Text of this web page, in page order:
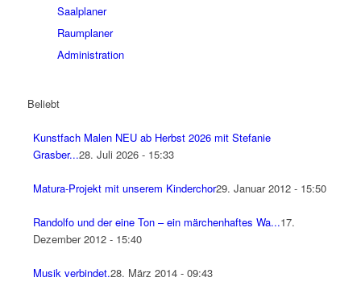
Saalplaner
Raumplaner
Administration
Beliebt
Kunstfach Malen NEU ab Herbst 2026 mit Stefanie
Grasber...28. Juli 2026 - 15:33
Matura-Projekt mit unserem Kinderchor29. Januar 2012 - 15:50
Randolfo und der eine Ton – ein märchenhaftes Wa...17.
Dezember 2012 - 15:40
Musik verbindet.28. März 2014 - 09:43